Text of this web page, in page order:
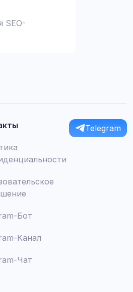
SEO-
Бот
Канал
Чат
Telegram